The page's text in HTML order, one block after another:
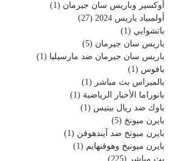
أوكسير وباريس سان جيرمان (1)
أولمبياد باريس 2024
(27)
باتشوايي (1)
باريس سان جيرمان (5)
باريس سان جيرمان ضد مارسيليا (1)
بافوس (1)
بالميراس بث مباشر (1)
بانوراما الأخبار الرياضية (1)
باوك ضد ريال بيتيس (1)
بايرن ميونخ (5)
بايرن ميونخ ضد آيندهوفن (1)
بايرن ميونيخ وهوفنهايم (1)
بث مباشر (225)